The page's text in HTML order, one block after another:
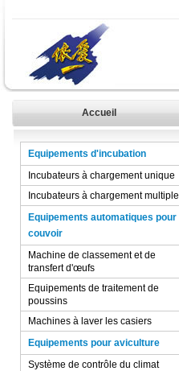
Accueil
Equipements d'incubation
Incubateurs à chargement unique
Incubateurs à chargement multiple
Equipements automatiques pour
couvoir
Machine de classement et de
transfert d'œufs
Equipements de traitement de
poussins
Machines à laver les casiers
Equipements pour aviculture
Système de contrôle du climat